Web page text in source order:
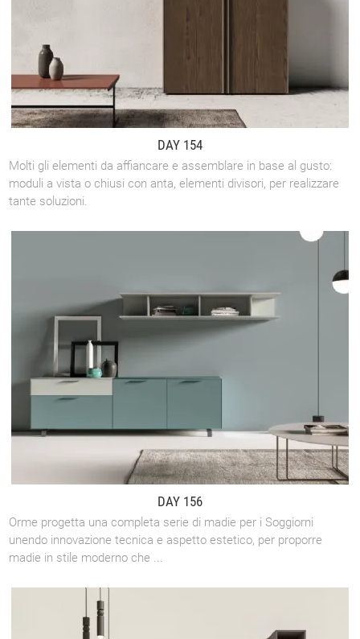
DAY 154
Molti gli elementi da affiancare e assemblare in base al gusto:
moduli a vista o chiusi con anta, elementi divisori, per realizzare
tante soluzioni.
DAY 156
Orme progetta una completa serie di madie per i Soggiorni
unendo innovazione tecnica e aspetto estetico, per proporre
madie in stile moderno che ...